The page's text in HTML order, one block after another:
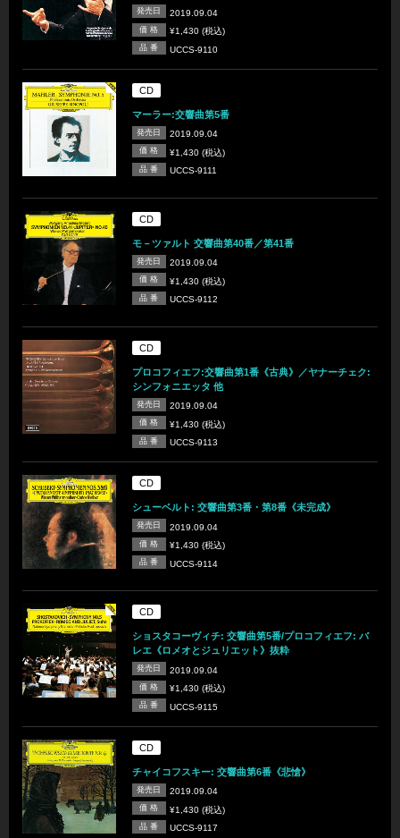
発売日 2019.09.04
価 格 ¥1,430 (税込)
品 番 UCCS-9110
CD
マーラー:交響曲第5番
発売日 2019.09.04
価 格 ¥1,430 (税込)
品 番 UCCS-9111
CD
モ－ツァルト 交響曲第40番／第41番
発売日 2019.09.04
価 格 ¥1,430 (税込)
品 番 UCCS-9112
CD
プロコフィエフ:交響曲第1番《古典》／ヤナーチェク:
シンフォニエッタ 他
発売日 2019.09.04
価 格 ¥1,430 (税込)
品 番 UCCS-9113
CD
シューベルト: 交響曲第3番・第8番《未完成》
発売日 2019.09.04
価 格 ¥1,430 (税込)
品 番 UCCS-9114
CD
ショスタコーヴィチ: 交響曲第5番/プロコフィエフ: バ
レエ《ロメオとジュリエット》抜粋
発売日 2019.09.04
価 格 ¥1,430 (税込)
品 番 UCCS-9115
CD
チャイコフスキー: 交響曲第6番《悲愴》
発売日 2019.09.04
価 格 ¥1,430 (税込)
品 番 UCCS-9117